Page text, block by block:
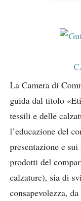
La Camera di
guida dal titolo
tessili e delle
l’educazione del
presentazione e
prodotti del
calzature), sia di
consapevolezza,